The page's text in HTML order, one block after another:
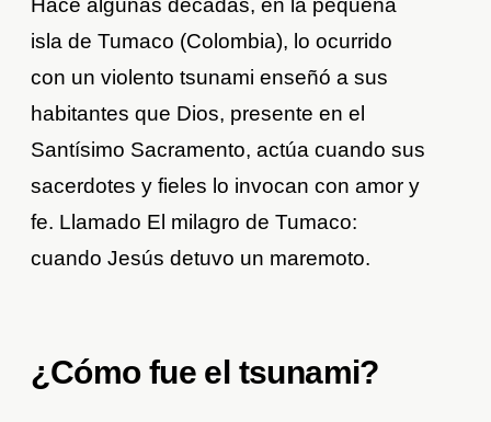
Hace algunas décadas, en la pequeña
isla de Tumaco (Colombia), lo ocurrido
con un violento tsunami enseñó a sus
habitantes que Dios, presente en el
Santísimo Sacramento, actúa cuando sus
sacerdotes y fieles lo invocan con amor y
fe. Llamado El milagro de Tumaco:
cuando Jesús detuvo un maremoto.
¿Cómo fue el tsunami?